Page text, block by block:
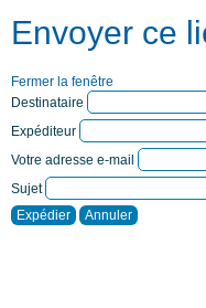
Envoyer ce
Fermer la fenêtre
Destinataire
Expéditeur
Votre adresse e-mail
Sujet
Expédier
Annuler